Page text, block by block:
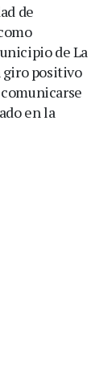
de
de La
giro positivo
en la